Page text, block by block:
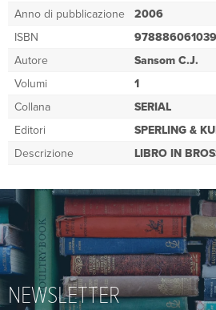
Anno di pubblicazione 2006
ISBN
Autore
Sansom C.J.
Volumi
1
Collana
SERIAL
Editori
SPERLING &
Descrizione
LIBRO IN
NEWSLETTER